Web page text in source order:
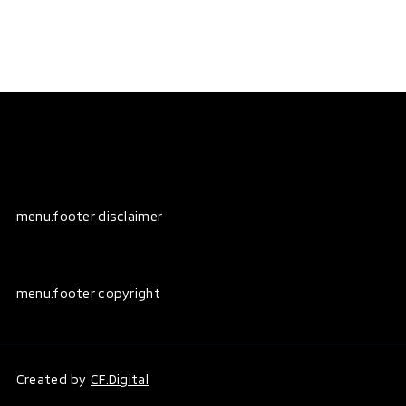
menu.footer disclaimer
menu.footer copyright
Created byCF.Digital